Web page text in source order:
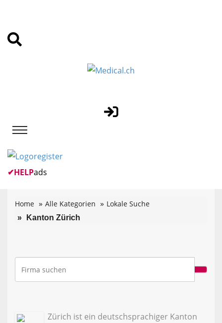
✔HELPads
Home Alle Kategorien Lokale Suche
Kanton Zürich
Zürich ist ein deutschsprachiger Kanton